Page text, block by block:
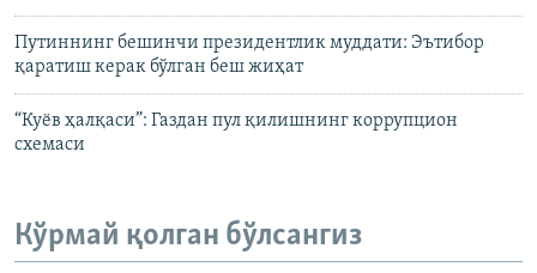
Путиннинг бешинчи президентлик муддати: Эътибор
қаратиш керак бўлган беш жиҳат
“Куëв ҳалқаси”: Газдан пул қилишнинг коррупцион
схемаси
Кўрмай қолган бўлсангиз